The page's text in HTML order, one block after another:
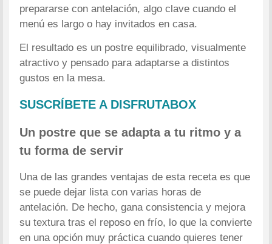
prepararse con antelación, algo clave cuando el
menú es largo o hay invitados en casa.
El resultado es un postre equilibrado, visualmente
atractivo y pensado para adaptarse a distintos
gustos en la mesa.
SUSCRÍBETE A DISFRUTABOX
Un postre que se adapta a tu ritmo y a
tu forma de servir
Una de las grandes ventajas de esta receta es que
se puede dejar lista con varias horas de
antelación. De hecho, gana consistencia y mejora
su textura tras el reposo en frío, lo que la convierte
en una opción muy práctica cuando quieres tener